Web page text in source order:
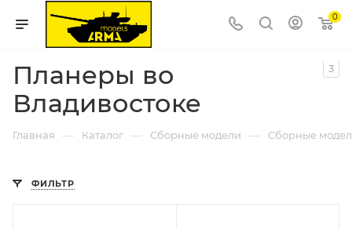
0
Планеры во
Владивостоке
3
Главная — Каталог — Сборные модели — Сборные
ФИЛЬТР